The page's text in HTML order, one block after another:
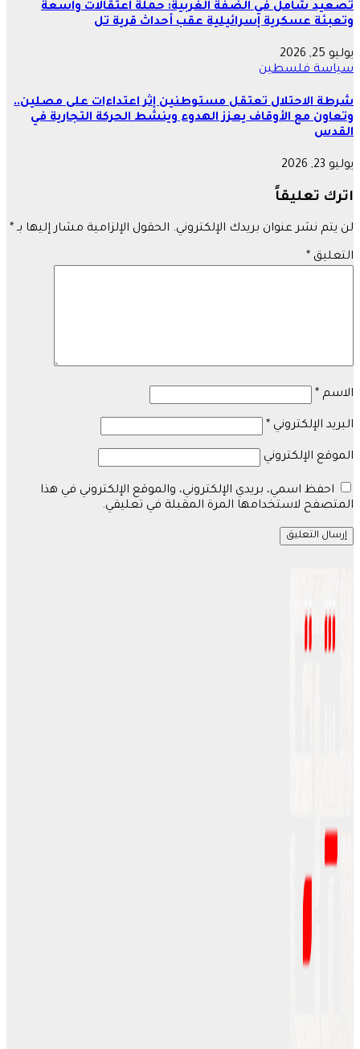
تصعيد شامل في الضفة الغربية: حملة اعتقالات واسعة
وتعبئة عسكرية إسرائيلية عقب أحداث قرية تل
يوليو 25, 2026
سياسةفلسطين
شرطة الاحتلال تعتقل مستوطنين إثر اعتداءات على مصلين..
وتعاون مع الأوقاف يعزز الهدوء وينشط الحركة التجارية في
القدس
يوليو 23, 2026
اترك تعليقاً
لن يتم نشر عنوان بريدك الإلكتروني. الحقول الإلزامية مشار إليها بـ *
التعليق *
الاسم *
البريد الإلكتروني *
الموقع الإلكتروني
احفظ اسمي، بريدي الإلكتروني، والموقع الإلكتروني في هذا
المتصفح لاستخدامها المرة المقبلة في تعليقي.